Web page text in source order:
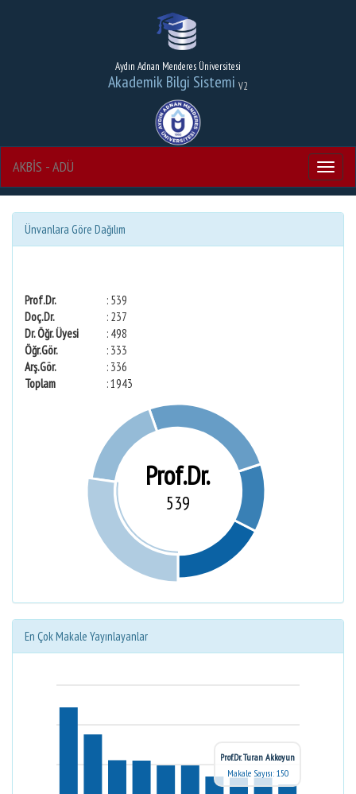
Aydın Adnan Menderes Üniversitesi
Akademik Bilgi Sistemi V2
Menu
AKBİS - ADÜ
Ünvanlara Göre Dağılım
Prof.Dr.
: 539
Doç.Dr.
: 237
Dr. Öğr. Üyesi
: 498
Öğr.Gör.
: 333
Arş.Gör.
: 336
Toplam
: 1943
Prof.Dr.
539
En Çok Makale Yayınlayanlar
Prof.Dr. Turan Akkoyun
Makale Sayısı: 150